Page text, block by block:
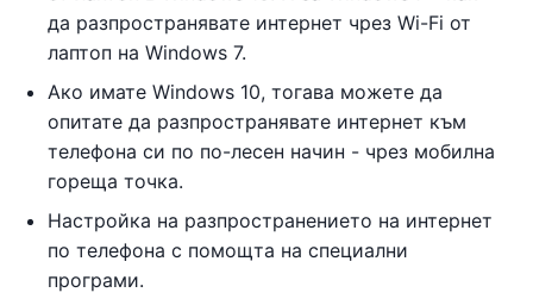
да разпространявате интернет чрез Wi-Fi от
лаптоп на Windows 7.
Ако имате Windows 10, тогава можете да
опитате да разпространявате интернет към
телефона си по по-лесен начин - чрез мобилна
гореща точка.
Настройка на разпространението на интернет
по телефона с помощта на специални
програми.